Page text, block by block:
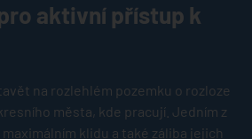
aktivní přístup k
na rozlehlém pozemku o rozloze
města, kde pracují. Jedním z
klidu a také záliba jejich